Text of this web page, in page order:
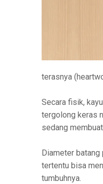
terasnya
Secara fisik,
tergolong keras
sedang
Diameter
tertentu bisa
tumbuhnya.